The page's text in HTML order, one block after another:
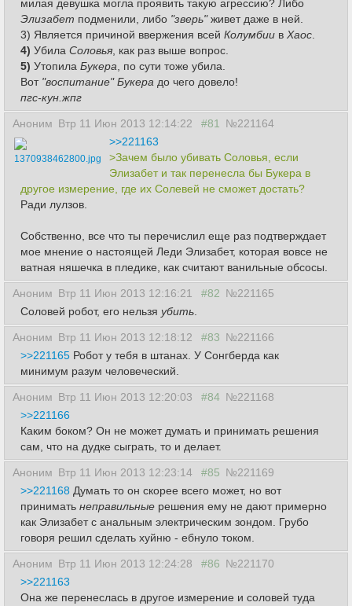
милая девушка могла проявить такую агрессию? Либо
Элизабет подменили, либо "зверь"живет даже в ней.
3) Является причиной ввержения всей Колумбии в Хаос
4) Убила Соловья , как раз выше вопрос.
5) Утопила Букера , по сути тоже убила.
Вот "воспитание" Букера до чего довело!
пгс-кун.жпг
Аноним Втр 11 Июн 2013 12:14:22 #81 №221164
1370938462800.jpg
>>221163
>Зачем было убивать Соловья, если
Элизабет и так перенесла бы Букера в
другое измерение, где их Солевей не сможет достать?
Ради лулзов.
Собственно, все что ты перечислил еще раз подтверждает
мое мнение о настоящей Леди Элизабет, которая вовсе не
ватная няшечка в пледике, как считают ванильные обсосы.
Аноним Втр 11 Июн 2013 12:16:21 #82 №221165
Соловей робот, его нельзя убить
Аноним Втр 11 Июн 2013 12:18:12 #83 №221166
>>221165 Робот у тебя в штанах. У Сонгберда как
минимум разум человеческий.
Аноним Втр 11 Июн 2013 12:20:03 #84 №221168
>>221166
Каким боком? Он не может думать и принимать решения
сам, что на дудке сыграть, то и делает.
Аноним Втр 11 Июн 2013 12:23:14 #85 №221169
>>221168 Думать то он скорее всего может, но вот
принимать неправильные решения ему не дают примерно
как Элизабет с анальным электрическим зондом. Грубо
говоря решил сделать хуйню - ебнуло током.
Аноним Втр 11 Июн 2013 12:24:28 #86 №221170
>>221163
Она же перенеслась в другое измерение и соловей туда